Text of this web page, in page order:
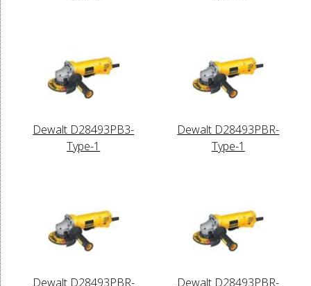
Dewalt D28493PB3-
Type-1
Dewalt D28493PBR-
Type-1
Dewalt D28493PBR-
Dewalt D28493PBR-